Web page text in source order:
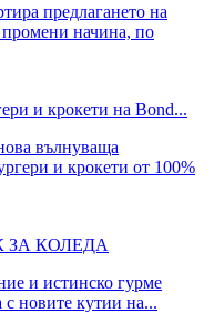
предлагането на
начина, по
и крокети на Bond...
вълнуваща
и крокети от 100%
КОЛЕДА
и истинско гурме
с новите кутии на...